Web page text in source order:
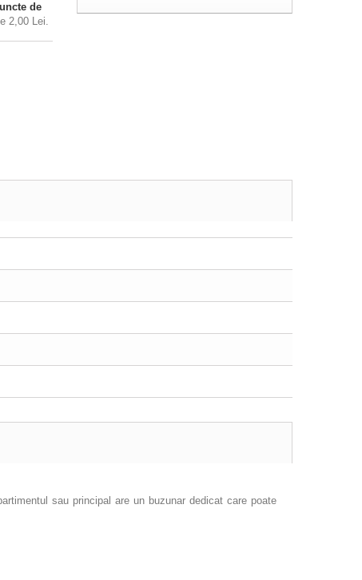
de
2,00 Lei.
sau principal are un buzunar dedicat care poate